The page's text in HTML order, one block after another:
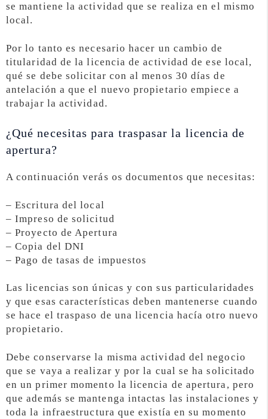
se mantiene la actividad que se realiza en el mismo
local.
Por lo tanto es necesario hacer un cambio de
titularidad de la licencia de actividad de ese local,
qué se debe solicitar con al menos 30 días de
antelación a que el nuevo propietario empiece a
trabajar la actividad.
¿Qué necesitas para traspasar la licencia de
apertura?
A continuación verás os documentos que necesitas:
– Escritura del local
– Impreso de solicitud
– Proyecto de Apertura
– Copia del DNI
– Pago de tasas de impuestos
Las licencias son únicas y con sus particularidades
y que esas características deben mantenerse cuando
se hace el traspaso de una licencia hacía otro nuevo
propietario.
Debe conservarse la misma actividad del negocio
que se vaya a realizar y por la cual se ha solicitado
en un primer momento la licencia de apertura, pero
que además se mantenga intactas las instalaciones y
toda la infraestructura que existía en su momento